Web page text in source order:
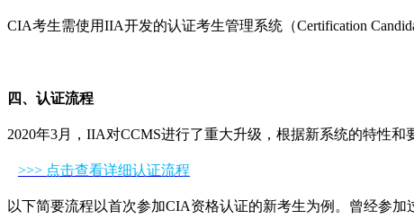
CIA考生需使用IIA开发的认证考生管理系统（Certification
四、认证流程
2020年3月，IIA对CCMS进行了重大升级，根据新系统的特性
>>> 点击查看详细认证流程
以下简要流程以首次参加CIA资格认证的新考生为例。曾经参